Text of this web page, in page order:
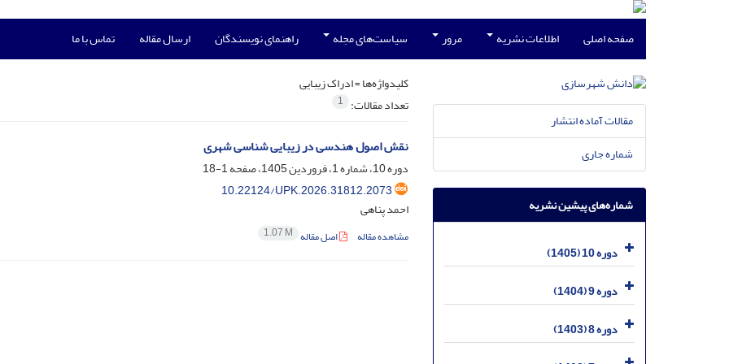
صفحه اصلی اطلاعات نشریه مرور سیاست‌های مجله راهنمای نویسندگان ارسال مقاله تماس با ما
کلیدواژه‌ها =ادراک زیبایی
تعداد مقالات: 1
نقش اصول هندسی در زیبایی شناسی شهری
دوره 10، شماره 1، فروردین 1405، صفحه
1-18
10.22124/UPK.2026.31812.2073
احمد پناهی
مشاهده مقاله اصل مقاله 1.07 M
مقالات آماده انتشار
شماره جاری
شماره‌های پیشین نشریه
دوره 10 (1405)
دوره 9 (1404)
دوره 8 (1403)